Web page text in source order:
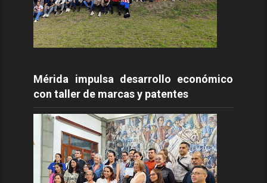
Mérida impulsa desarrollo económico
con taller de marcas y patentes